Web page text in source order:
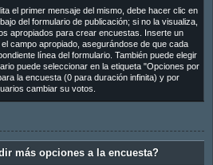
el primer mensaje del mismo, debe hacer clic en
del formulario de publicación; si no la visualiza,
apropiados para crear encuestas. Inserte un
campo apropiado, asegurándose de que cada
línea del formulario. También puede elegir
puede seleccionar en la etiqueta "Opciones por
la encuesta (0 para duración infinita) y por
cambiar su votos.
más opciones a la encuesta?